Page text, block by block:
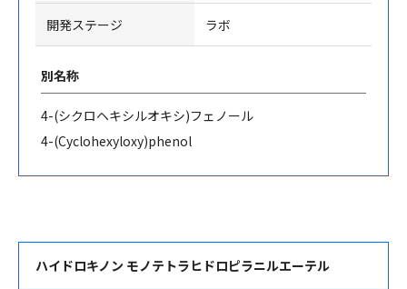
開発ステージ ラボ
別名称
4-(シクロヘキシルオキシ)フェノール
4-(Cyclohexyloxy)phenol
ハイドロキノン モノテトラヒドロピラニルエーテル